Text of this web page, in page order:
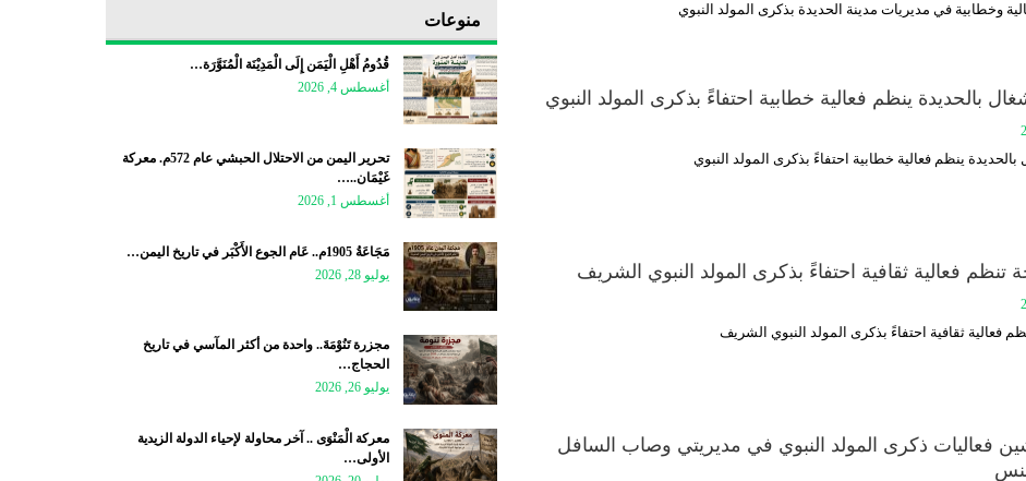
وخطابية في مديريات مدينة الحديدة بذكرى المولد النبوي
بالحديدة ينظم فعالية خطابية احتفاءً بذكرى المولد النبوي
ينظم فعالية خطابية احتفاءً بذكرى المولد النبوي
تنظم فعالية ثقافية احتفاءً بذكرى المولد النبوي الشريف
فعالية ثقافية احتفاءً بذكرى المولد النبوي الشريف
فعاليات ذكرى المولد النبوي في مديريتي وصاب السافل
منوعات
قُدُومُ أَهْلِ الْيَمَن إِلَى الْمَدِيْنَة الْمُنَوَّرَة…
أغسطس 4, 2026
تحرير اليمن من الاحتلال الحبشي عام 572م. معركة
غَيْمَان..…
أغسطس 1, 2026
مَجَاعَةُ 1905م.. عَام الجوع الأَكْبَر في تاريخ اليمن…
يوليو 28, 2026
مجزرة تَنُوْمَةَ.. واحدة من أكثر المآسي في تاريخ
الحجاج…
يوليو 26, 2026
معركة الْمَنْوَى .. آخر محاولة لإحياء الدولة الزيدية
الأولى…